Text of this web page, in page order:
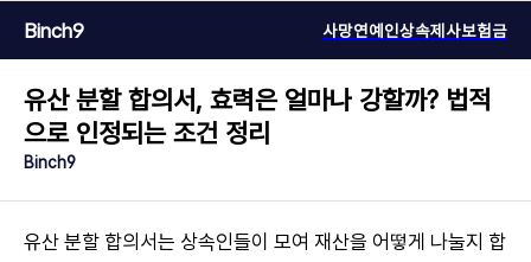
Binch9 사망연예인상속제사보험금
유산 분할 합의서, 효력은 얼마나 강할까? 법적
으로 인정되는 조건 정리
Binch9
유산 분할 합의서는 상속인들이 모여 재산을 어떻게 나눌지 합